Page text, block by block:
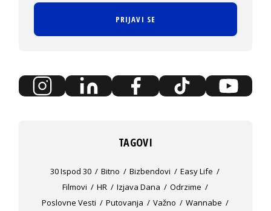
PRIJAVI SE
TAGOVI
30 Ispod 30 Bitno Bizbendovi
Easy Life
Filmovi
HR Izjava Dana
Odrzime
Poslovne Vesti
Putovanja Važno
Wannabe